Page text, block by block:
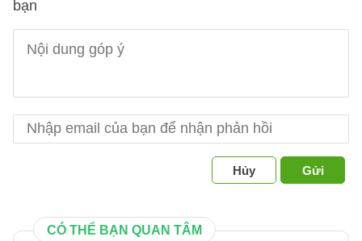
bạn
Hủy Gửi
CÓ THỂ BẠN QUAN TÂM